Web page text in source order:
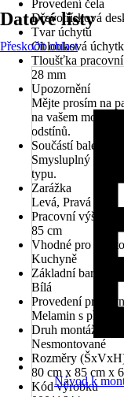
Provedení čela
Dřevotřísková
Tvar úchytu
Oblouková
Tloušťka
28 mm
Upozornění
Mějte prosím na
na vašem
odstínů.
Součástí balení
Smysluplný
typu.
Zarážka
Levá, Pravá
Pracovní výška
85 cm
Vhodné pro
Kuchyně
Základní barva
Bílá
Provedení
Melamin s přední
Druh montáže
Nesmontované
Rozměry
80 cm x 85 cm x
Kód výrobku
Datové listy
Přeskočit oblast
Návod k